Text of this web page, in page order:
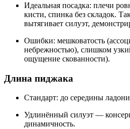
Идеальная посадка: плечи
кисти, спинка без складок.
вытягивает силуэт,
Ошибки: мешковатость
небрежностью), слишком
ощущение скованности).
Длина пиджака
Стандарт: до середины
Удлинённый силуэт —
динамичность.